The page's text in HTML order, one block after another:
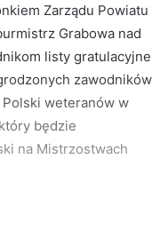
Zarządu Powiatu
Grabowa nad
listy gratulacyjne
zawodników
Polski weteranów w
będzie
na Mistrzostwach